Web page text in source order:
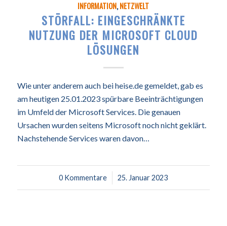
INFORMATION,NETZWELT
STÖRFALL: EINGESCHRÄNKTE
NUTZUNG DER MICROSOFT CLOUD
LÖSUNGEN
Wie unter anderem auch bei heise.de gemeldet, gab es
am heutigen 25.01.2023 spürbare Beeinträchtigungen
im Umfeld der Microsoft Services. Die genauen
Ursachen wurden seitens Microsoft noch nicht geklärt.
Nachstehende Services waren davon…
0 Kommentare
/ 25. Januar 2023